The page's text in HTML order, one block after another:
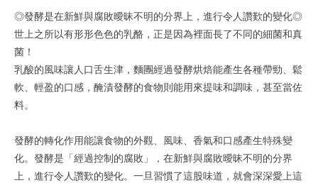
◎發酵是在新鮮與腐敗曖昧不明的分界上，進行令人讚歎的變化◎
世上之所以有形形色色的乳酪，正是因為裡面長了不同的細菌和真
菌！
乳酸的風味讓人口舌生津，麵團經過發酵烘焙能產生各種帶勁、鬆
軟、輕盈的口感，醃漬發酵的食物則能用來提味和調味，甚至當佐
料。
發酵的轉化作用能讓食物的外觀、風味、香氣和口感產生特殊變
化。發酵是「經過控制的腐敗」，在新鮮與腐敗曖昧不明的分界
上，進行令人讚歎的變化。一旦習慣了這股味道，就會深深愛上這